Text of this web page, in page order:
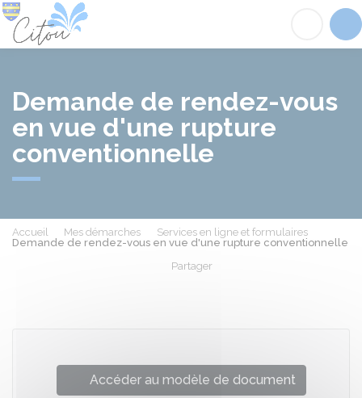
Demande de rendez-vous
en vue d'une rupture
conventionnelle
Accueil Mes démarches
Services en ligne et formulaires
Demande de rendez-vous en vue d'une rupture conventionnelle
Partager
Accéder au modèle de document